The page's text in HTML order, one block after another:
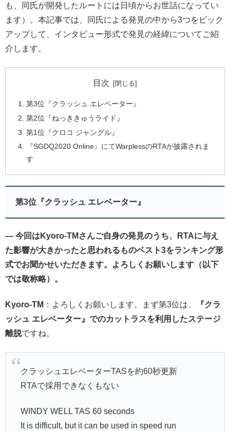
も、同氏が開発したルートには日頃からお世話になってい
ます）。本記事では、同氏による発見の中から3つをピック
アップして、インタビュー形式で発見の経緯についてご紹
介します。
目次
第3位『クラッシュ エレベーター』
第2位『ねっききゅうライド』
第1位『クロコ ジャングル』
『SGDQ2020 Online』にてWarplessのRTAが披露されま
す
第3位『クラッシュ エレベーター』
— 今回はKyoro-TMさんご自身の発見のうち、RTAに与え
た影響が大きかったと思われるものベスト3をランキング形
式でお聞かせいただきます。よろしくお願いします（以下
では敬称略）。
Kyoro-TM ：よろしくお願いします。まず第3位は、
『クラ
ッシュ エレベーター』でのカットラスを利用したステージ
離脱ですね。
クラッシュエレベーターTASを約60秒更新
RTAで採用できなくもない
WINDY WELL TAS 60 seconds
It is difficult, but it can be used in speed run